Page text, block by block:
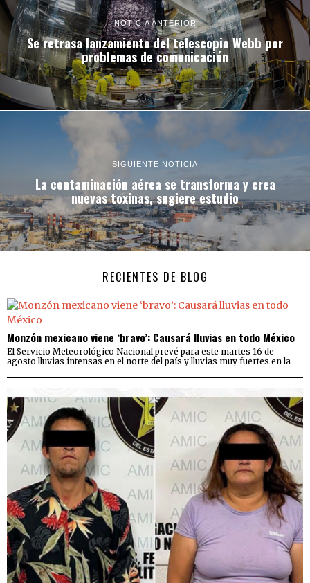
NOTICIA ANTERIOR
Se retrasa lanzamiento del telescopio Webb por
problemas de comunicación
SIGUIENTE NOTICIA
La contaminación aérea se transforma y crea
nuevas toxinas, sugiere estudio
RECIENTES DE BLOG
Monzón mexicano viene ‘bravo’: Causará lluvias en todo México
El Servicio Meteorológico Nacional prevé para este martes 16 de
agosto lluvias intensas en el norte del país y lluvias muy fuertes en la